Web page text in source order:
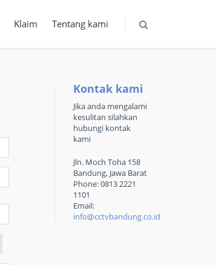
Klaim Tentang kami
Kontak kami
Jika anda mengalami
kesulitan silahkan
hubungi kontak
kami
Jln. Moch Toha 158
Bandung, Jawa Barat
Phone: 0813 2221
1101
Email:
info@cctvbandung.co.id